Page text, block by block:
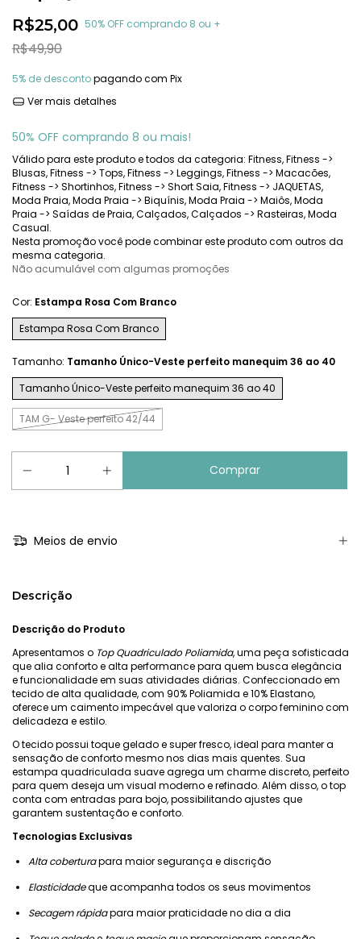
R$25,00 50% OFF comprando 8 ou +
R$49,90
5% de descontopagando com Pix
Ver mais detalhes
50% OFF comprando 8 ou mais!
Válido para este produto e todos da categoria: Fitness, Fitness ->
Blusas, Fitness -> Tops, Fitness -> Leggings, Fitness -> Macacões,
Fitness -> Shortinhos, Fitness -> Short Saia, Fitness -> JAQUETAS,
Moda Praia, Moda Praia -> Biquínis, Moda Praia -> Maiôs, Moda
Praia -> Saídas de Praia, Calçados, Calçados -> Rasteiras, Moda
Casual.
Nesta promoção você pode combinar este produto com outros da
mesma categoria.
Não acumulável com algumas promoções
Cor: Estampa Rosa Com Branco
Estampa Rosa Com Branco
Tamanho: Tamanho Único-Veste perfeito manequim 36 ao 40
Tamanho Único-Veste perfeito manequim 36 ao 40
TAM G- Veste perfeito 42/44
Meios de envio
Descrição
Descrição do Produto
Apresentamos o Top Quadriculado Poliamida, uma peça sofisticada
que alia conforto e alta performance para quem busca elegância
e funcionalidade em suas atividades diárias. Confeccionado em
tecido de alta qualidade, com 90% Poliamida e 10% Elastano,
oferece um caimento impecável que valoriza o corpo feminino com
delicadeza e estilo.
O tecido possui toque gelado e super fresco, ideal para manter a
sensação de conforto mesmo nos dias mais quentes. Sua
estampa quadriculada suave agrega um charme discreto, perfeito
para quem deseja um visual moderno e refinado. Além disso, o top
conta com entradas para bojo, possibilitando ajustes que
garantem sustentação e conforto.
Tecnologias Exclusivas
Alta coberturapara maior segurança e discrição
Elasticidadeque acompanha todos os seus movimentos
Secagem rápidapara maior praticidade no dia a dia